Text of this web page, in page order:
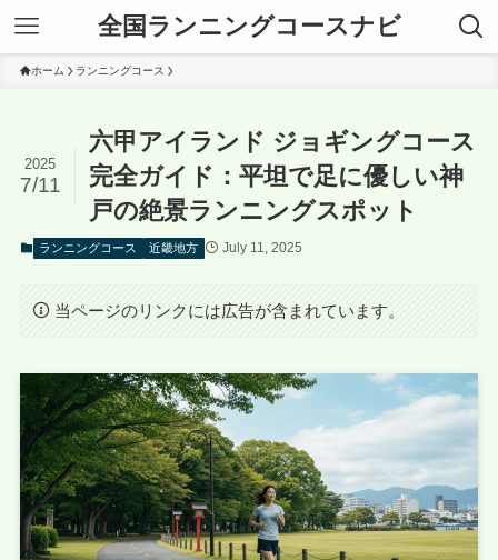
全国ランニングコースナビ
ホーム ランニングコース
六甲アイランド ジョギングコース
完全ガイド：平坦で足に優しい神
戸の絶景ランニングスポット
2025
7/11
ランニングコース 近畿地方 July 11, 2025
当ページのリンクには広告が含まれています。